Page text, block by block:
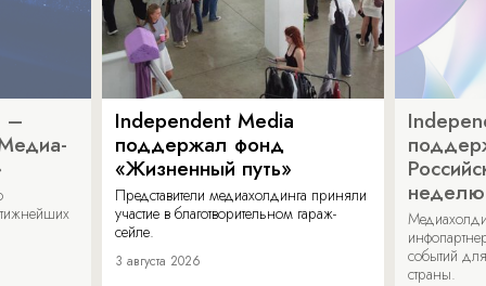
–
Independent Media
поддержал фонд
«Жизненный путь»
Представители медиахолдинга приняли
участие в благотворительном гараж-
сейле.
3 августа 2026
неделю
событий
страны.